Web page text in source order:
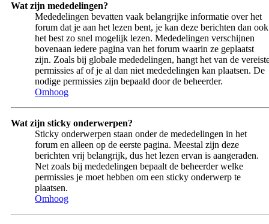
Wat zijn mededelingen?
Mededelingen bevatten vaak belangrijke informatie over het
forum dat je aan het lezen bent, je kan deze berichten dan ook
het best zo snel mogelijk lezen. Mededelingen verschijnen
bovenaan iedere pagina van het forum waarin ze geplaatst
zijn. Zoals bij globale mededelingen, hangt het van de
permissies af of je al dan niet mededelingen kan plaatsen. De
nodige permissies zijn bepaald door de beheerder.
Omhoog
Wat zijn sticky onderwerpen?
Sticky onderwerpen staan onder de mededelingen in het
forum en alleen op de eerste pagina. Meestal zijn deze
berichten vrij belangrijk, dus het lezen ervan is aangeraden.
Net zoals bij mededelingen bepaalt de beheerder welke
permissies je moet hebben om een sticky onderwerp te
plaatsen.
Omhoog